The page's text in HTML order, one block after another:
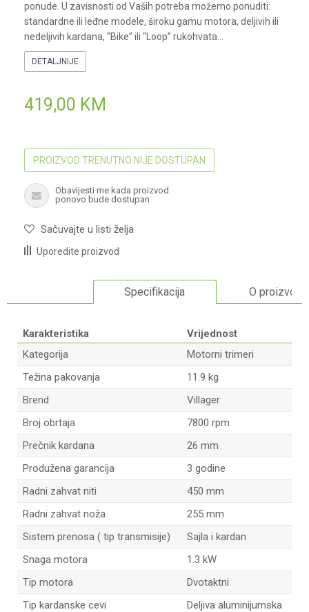
ponude. U zavisnosti od Vaših potreba možemo ponuditi:
standardne ili leđne modele, široku gamu motora, deljivih ili
nedeljivih kardana, “Bike” ili “Loop” rukohvata
DETALJNIJE
419,00 KM
PROIZVOD TRENUTNO NIJE DOSTUPAN
Obavijesti me kada proizvod
ponovo bude dostupan
Sačuvajte u listi želja
Uporedite proizvod
Specifikacija O proizvodu
Karakteristika
Vrijednost
Kategorija
Motorni trimeri
Težina pakovanja
11.9 kg
Brend
Villager
Broj obrtaja
7800 rpm
Prečnik kardana
26 mm
Produžena garancija
3 godine
Radni zahvat niti
450 mm
Radni zahvat noža
255 mm
Sistem prenosa ( tip transmisije)
Sajla i kardan
Snaga motora
1.3 kW
Tip motora
Dvotaktni
Tip kardanske cevi
Deljiva aluminijumska